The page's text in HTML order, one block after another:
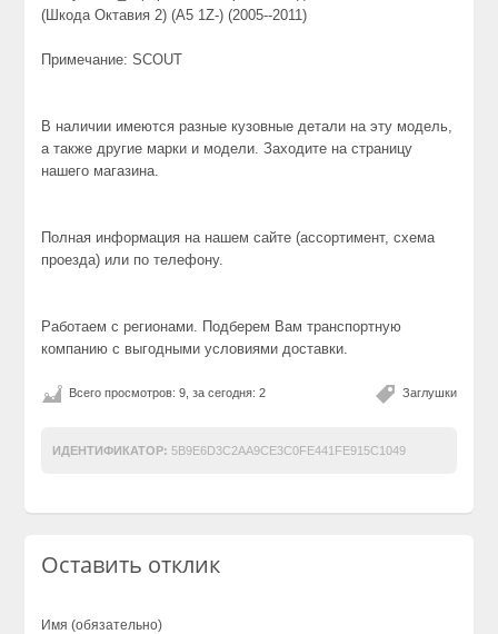
(Шкода Октавия 2) (A5 1Z-) (2005--2011)
Примечание: SCOUT
В наличии имеются разные кузовные детали на эту модель,
а также другие марки и модели. Заходите на страницу
нашего магазина.
Полная информация на нашем сайте (ассортимент, схема
проезда) или по телефону.
Работаем с регионами. Подберем Вам транспортную
компанию с выгодными условиями доставки.
Заглушки
Всего просмотров: 9, за сегодня: 2
ИДЕНТИФИКАТОР: 5B9E6D3C2AA9CE3C0FE441FE915C1049
Оставить отклик
Имя (обязательно)